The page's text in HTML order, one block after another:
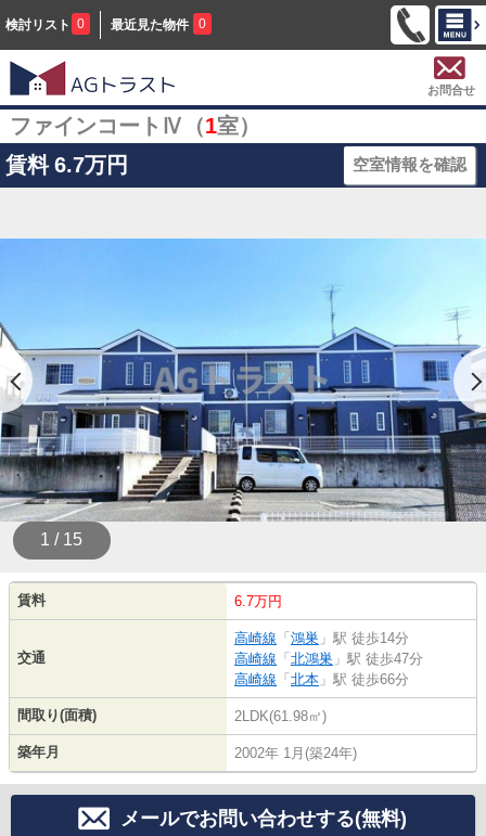
検討リスト 0 最近見た物件 0
お問合せ
ファインコートⅣ（1室）
賃料 6.7万円 空室情報を確認
1 / 15
賃料 6.7万円
交通
高崎線 「 鴻巣 」駅 徒歩14分
高崎線 「 北鴻巣 」駅 徒歩47分
高崎線 「 北本 」駅 徒歩66分
間取り(面積) 2LDK(61.98㎡)
築年月 2002年 1月(築24年)
メールでお問い合わせする(無料)